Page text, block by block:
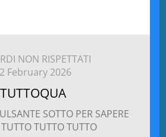
NON RISPETTATI
February 2026
TUTTOQUA
SOTTO PER SAPERE
TUTTO TUTTO